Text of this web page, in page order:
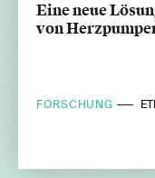
Eine neue
von
FORSCHUNG